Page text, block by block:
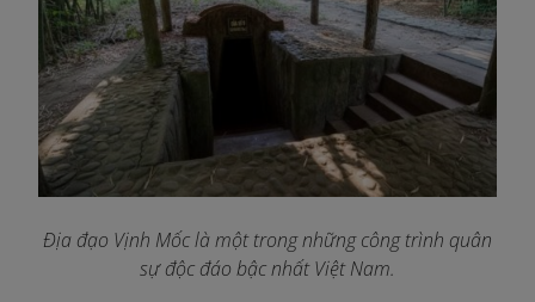
Địa đạo Vịnh Mốc là một trong những công trình quân
sự độc đáo bậc nhất Việt Nam.